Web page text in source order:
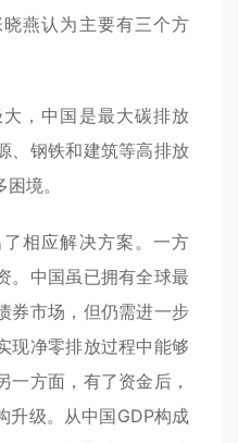
燕认为主要有三个方
，中国是最大碳排放
、钢铁和建筑等高排放
境。
相应解决方案。一方
。中国虽已拥有全球最
券市场，但仍需进一步
现净零排放过程中能够
一方面，有了资金后，
升级。从中国GDP构成